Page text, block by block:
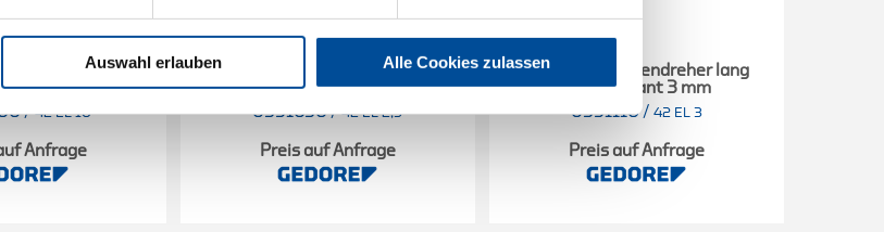
Auswahl erlauben Alle Cookies zulassen
lang
kant 10 mm
/ 42 EL 10
Anfrage
Winkelschraubendreher lang
Innen-6-kant 2,5 mm
6351030/ 42 EL 2,5
Preis auf Anfrage
Winkelschraubendreher lang
Innen-6-kant 3 mm
6351110/ 42 EL 3
Preis auf Anfrage